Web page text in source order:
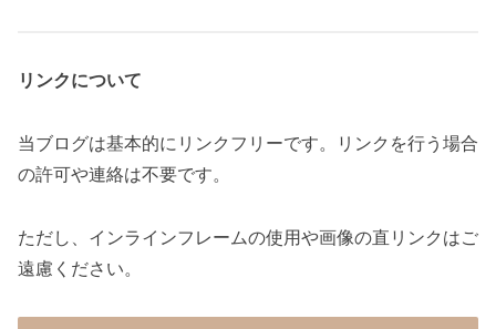
リンクについて
当ブログは基本的にリンクフリーです。リンクを行う場合
の許可や連絡は不要です。
ただし、インラインフレームの使用や画像の直リンクはご
遠慮ください。